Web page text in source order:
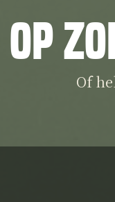
Op
Of